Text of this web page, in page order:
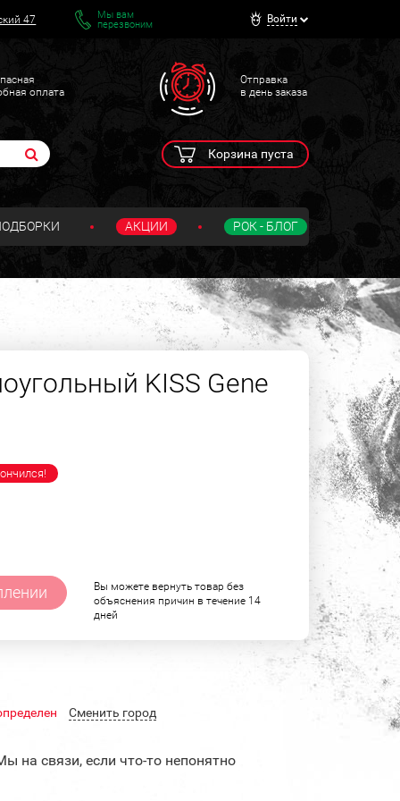
47
Мы вам
перезвоним
Войти
оплата
Отправка
в день заказа
Корзина пуста
АКЦИИ РОК - БЛОГ
KISS Gene
Вы можете вернуть товар без
объяснения причин в течение 14
дней
Cменить город
на связи, если что-то непонятно